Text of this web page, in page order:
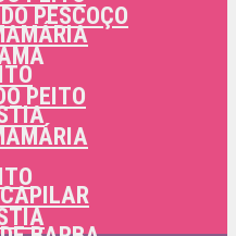
PESCOÇO
PEITO